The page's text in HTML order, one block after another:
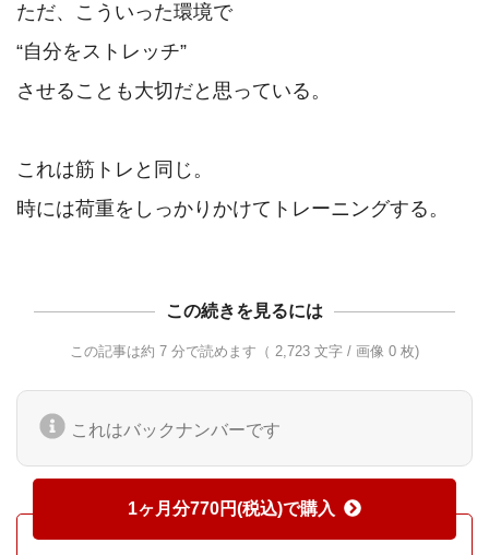
ただ、こういった環境で
“自分をストレッチ”
させることも大切だと思っている。
これは筋トレと同じ。
この続きを見るには
この記事は約 7 分で読めます（ 2,723 文字 / 画像 0 枚)
これはバックナンバーです
1ヶ月分770円(税込)で購入